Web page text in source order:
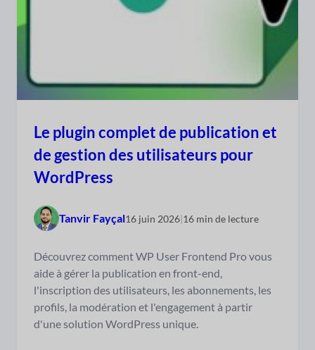
Le plugin complet de publication et
de gestion des utilisateurs pour
WordPress
Tanvir Fayçal16 juin 2026|16 min de lecture
Découvrez comment WP User Frontend Pro vous
aide à gérer la publication en front-end,
l'inscription des utilisateurs, les abonnements, les
profils, la modération et l'engagement à partir
d'une solution WordPress unique.